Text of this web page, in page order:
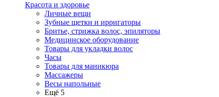
Красота и здоровье
Личные вещи
Зубные щетки и ирригаторы
Бритье, стрижка волос, эпиляторы
Медицинское оборудование
Товары для укладки волос
Часы
Товары для маникюра
Массажеры
Весы напольные
Ещё 5